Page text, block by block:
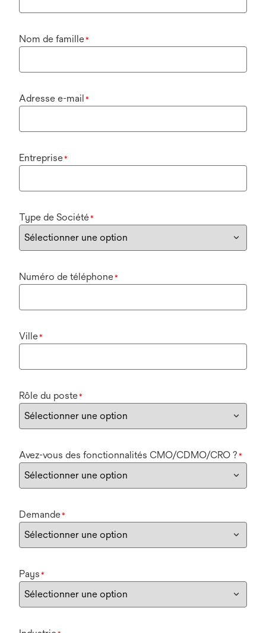
Nom de famille*
Adresse e-mail *
Entreprise*
Type de Société*
Numéro de téléphone*
Ville*
Rôle du poste*
Avez-vous des fonctionnalités CMO/CDMO/CRO ? *
Demande*
Pays *